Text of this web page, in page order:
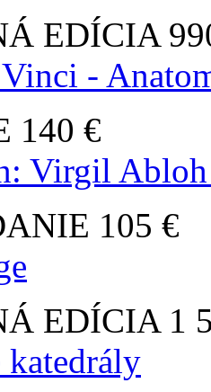
EDÍCIA
-
140 €
Virgil
105 €
EDÍCIA 1